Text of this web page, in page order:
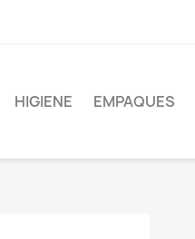
HIGIENE EMPAQUES